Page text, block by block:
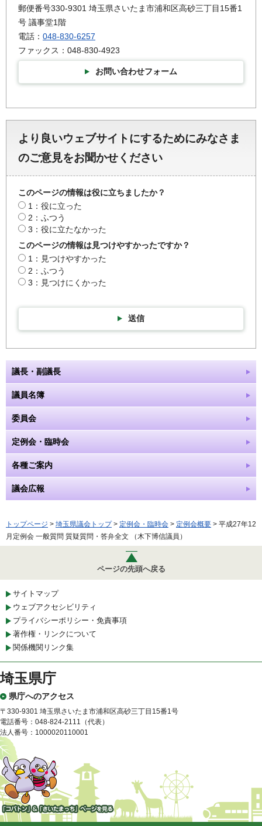
郵便番号330-9301 埼玉県さいたま市浦和区高砂三丁目15番1
号 議事堂1階
電話： 048-830-6257
ファックス：048-830-4923
お問い合わせフォーム
より良いウェブサイトにするためにみなさま
のご意見をお聞かせください
このページの情報は役に立ちましたか？
1：役に立った
2：ふつう
3：役に立たなかった
このページの情報は見つけやすかったですか？
1：見つけやすかった
2：ふつう
3：見つけにくかった
送信
議長・副議長
議員名簿
委員会
定例会・臨時会
各種ご案内
議会広報
トップページ > 埼玉県議会トップ> 定例会・臨時会 > 定例会概要 > 平成27年12
月定例会 一般質問 質疑質問・答弁全文 （木下博信議員）
ページの先頭へ戻る
サイトマップ
ウェブアクセシビリティ
プライバシーポリシー・免責事項
著作権・リンクについて
関係機関リンク集
埼玉県庁
県庁へのアクセス
〒330-9301 埼玉県さいたま市浦和区高砂三丁目15番1号
電話番号：048-824-2111（代表）
法人番号：1000020110001
「コバトン」&「さいたまっ